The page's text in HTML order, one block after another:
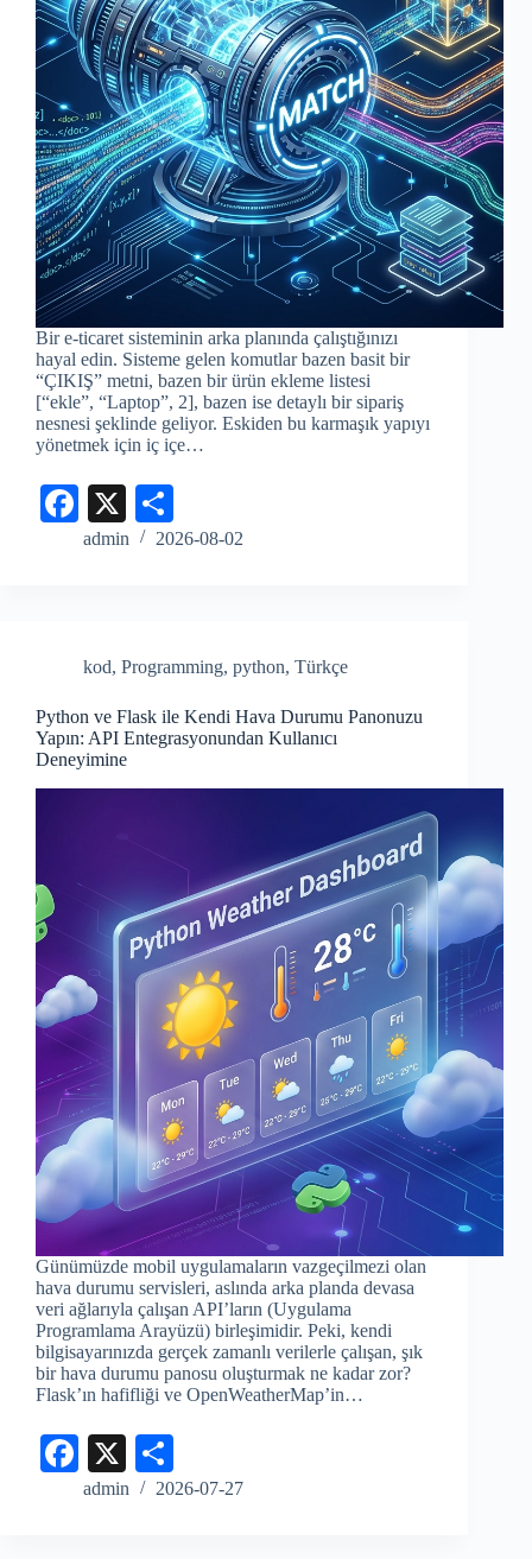
Bir e-ticaret sisteminin arka planında çalıştığınızı
hayal edin. Sisteme gelen komutlar bazen basit bir
“ÇIKIŞ” metni, bazen bir ürün ekleme listesi
[“ekle”, “Laptop”, 2], bazen ise detaylı bir sipariş
nesnesi şeklinde geliyor. Eskiden bu karmaşık yapıyı
yönetmek için iç içe…
Fa
ce
X
ha
admin 2026-08-02
kod, Programming, python, Türkçe
Python ve Flask ile Kendi Hava Durumu Panonuzu
Yapın: API Entegrasyonundan Kullanıcı
Deneyimine
Günümüzde mobil uygulamaların vazgeçilmezi olan
hava durumu servisleri, aslında arka planda devasa
veri ağlarıyla çalışan API’ların (Uygulama
Programlama Arayüzü) birleşimidir. Peki, kendi
bilgisayarınızda gerçek zamanlı verilerle çalışan, şık
bir hava durumu panosu oluşturmak ne kadar zor?
Flask’ın hafifliği ve OpenWeatherMap’in…
Fa
ce
X
ha
admin 2026-07-27